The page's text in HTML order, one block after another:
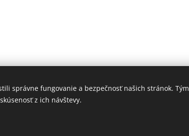
správne fungovanie a bezpečnosť našich stránok.
z ich návštevy.